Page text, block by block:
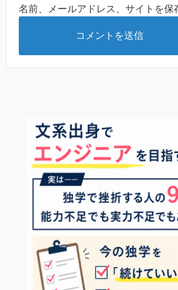
名前、メールアドレス、サイトを保